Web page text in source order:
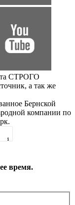
СТРОГО
а так же
Бернской
компании по
время.